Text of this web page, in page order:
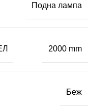
Подна лампа
2000 mm
Беж